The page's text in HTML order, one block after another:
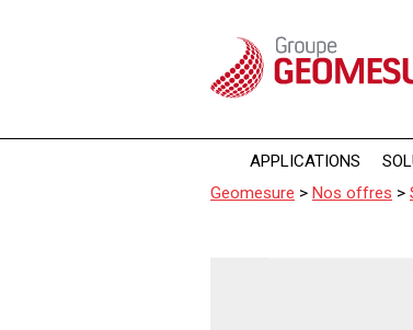
APPLICATIONS
Geomesure > Nos offres >